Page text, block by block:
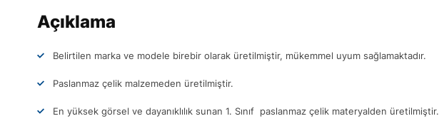
Açıklama
Belirtilen marka ve modele birebir olarak üretilmiştir, mükemmel uyum sağlamaktadır.
Paslanmaz çelik malzemeden üretilmiştir.
En yüksek görsel ve dayanıklılık sunan 1. Sınıf paslanmaz çelik materyalden üretilmiştir.